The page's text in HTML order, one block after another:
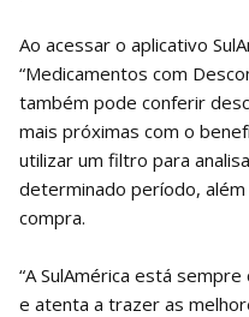
Ao acessar o aplicativo
“Medicamentos com
também pode conferir
mais próximas com o
utilizar um filtro para
determinado período,
compra.
“A SulAmérica está
e atenta a trazer as